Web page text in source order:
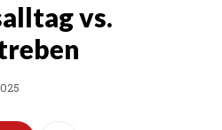
vs.